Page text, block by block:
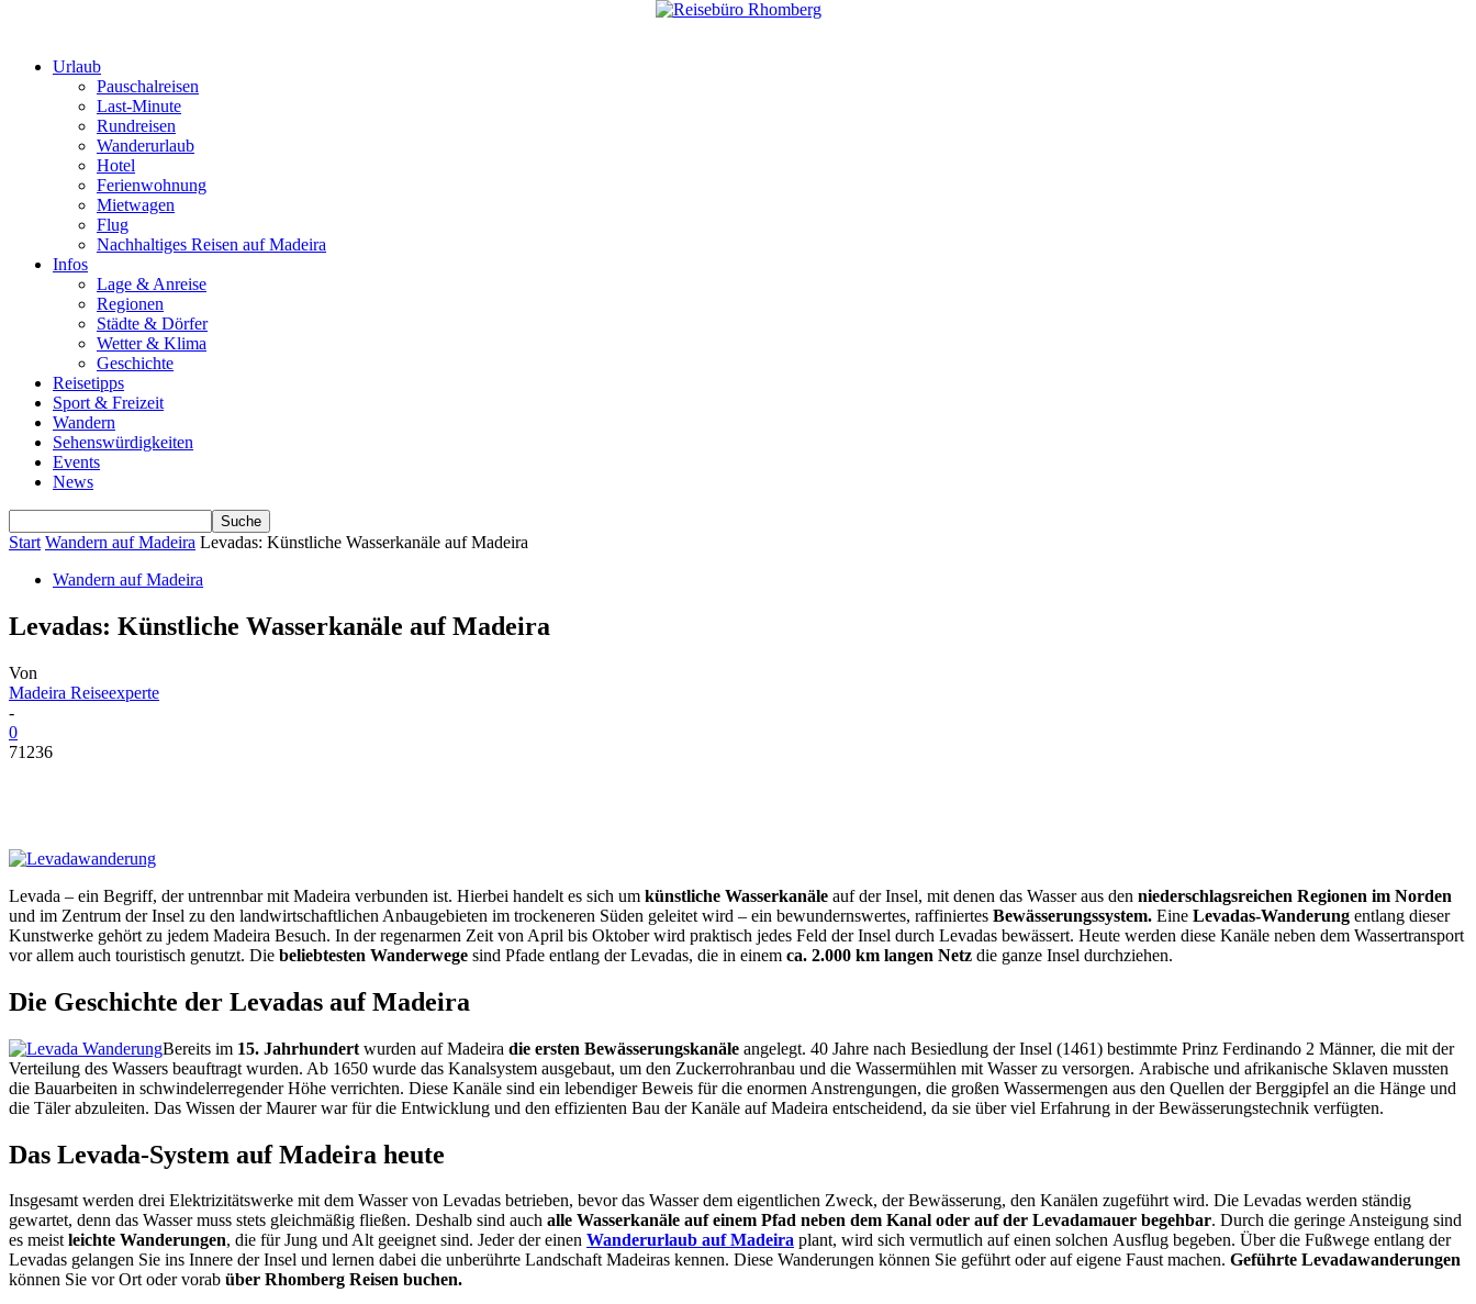
Urlaub
Pauschalreisen
Last-Minute
Rundreisen
Wanderurlaub
Hotel
Ferienwohnung
Mietwagen
Flug
Nachhaltiges Reisen auf Madeira
Infos
Lage & Anreise
Regionen
Städte & Dörfer
Wetter & Klima
Geschichte
Reisetipps
Sport & Freizeit
Wandern
Sehenswürdigkeiten
Events
News
Start Wandern auf Madeira Levadas: Künstliche Wasserkanäle auf Madeira
Wandern auf Madeira
Levadas: Künstliche Wasserkanäle auf Madeira
Von
Madeira Reiseexperte
-
0
71236
Levada – ein Begriff, der untrennbar mit Madeira verbunden ist. Hierbei handelt es sich um künstliche Wasserkanäle auf der Insel, mit denen das Wasser aus den niederschlagsreichen Regionen im Norden
und im Zentrum der Insel zu den landwirtschaftlichen Anbaugebieten im trockeneren Süden geleitet wird – ein bewundernswertes, raffiniertes Bewässerungssystem. Eine Levadas-Wanderung entlang dieser
Kunstwerke gehört zu jedem Madeira Besuch. In der regenarmen Zeit von April bis Oktober wird praktisch jedes Feld der Insel durch Levadas bewässert. Heute werden diese Kanäle neben dem Wassertransport
vor allem auch touristisch genutzt. Die beliebtesten Wanderwege sind Pfade entlang der Levadas, die in einem ca. 2.000 km langen Netz die ganze Insel durchziehen.
Die Geschichte der Levadas auf Madeira
Bereits im 15. Jahrhundert wurden auf Madeira die ersten Bewässerungskanäle angelegt. 40 Jahre nach Besiedlung der Insel (1461) bestimmte Prinz Ferdinando 2 Männer, die mit der
Verteilung des Wassers beauftragt wurden. Ab 1650 wurde das Kanalsystem ausgebaut, um den Zuckerrohranbau und die Wassermühlen mit Wasser zu versorgen. Arabische und afrikanische Sklaven mussten
die Bauarbeiten in schwindelerregender Höhe verrichten. Diese Kanäle sind ein lebendiger Beweis für die enormen Anstrengungen, die großen Wassermengen aus den Quellen der Berggipfel an die Hänge und
die Täler abzuleiten. Das Wissen der Maurer war für die Entwicklung und den effizienten Bau der Kanäle auf Madeira entscheidend, da sie über viel Erfahrung in der Bewässerungstechnik verfügten.
Das Levada-System auf Madeira heute
Insgesamt werden drei Elektrizitätswerke mit dem Wasser von Levadas betrieben, bevor das Wasser dem eigentlichen Zweck, der Bewässerung, den Kanälen zugeführt wird. Die Levadas werden ständig
gewartet, denn das Wasser muss stets gleichmäßig fließen. Deshalb sind auch alle Wasserkanäle auf einem Pfad neben dem Kanal oder auf der Levadamauer begehbar. Durch die geringe Ansteigung sind
es meistleichte Wanderungen, die für Jung und Alt geeignet sind. Jeder der einen Wanderurlaub auf Madeira plant, wird sich vermutlich auf einen solchen Ausflug begeben. Über die Fußwege entlang der
Levadas gelangen Sie ins Innere der Insel und lernen dabei die unberührte Landschaft Madeiras kennen. Diese Wanderungen können Sie geführt oder auf eigene Faust machen. Geführte Levadawanderungen
können Sie vor Ort oder vorab über Rhomberg Reisen buchen.